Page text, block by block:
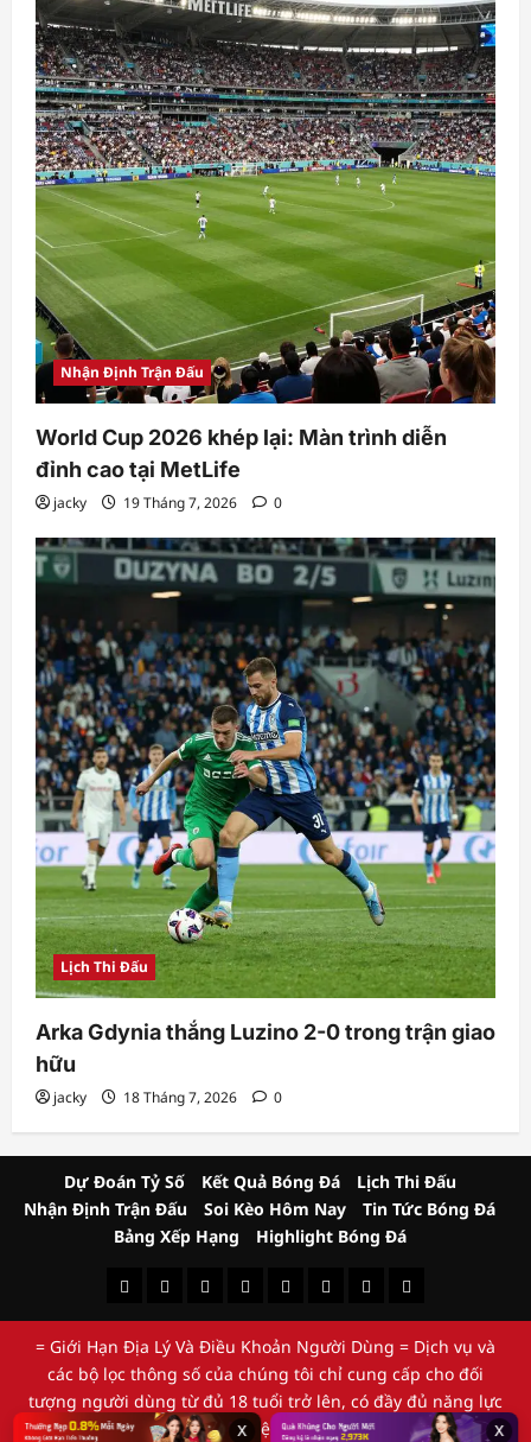
Nhận Định Trận Đấu
World Cup 2026 khép lại: Màn trình diễn
đỉnh cao tại MetLife
jacky 19 Tháng 7, 2026 0
Lịch Thi Đấu
Arka Gdynia thắng Luzino 2-0 trong trận giao
hữu
jacky 18 Tháng 7, 2026 0
Dự Đoán Tỷ Số Kết Quả Bóng Đá
Lịch Thi Đấu
Nhận Định Trận Đấu
Soi Kèo Hôm Nay
Tin Tức Bóng Đá
Bảng Xếp Hạng
Highlight Bóng Đá
Dự
Đoán
Tỷ
Kết
Quả
Bóng
Đá
Lịch
Thi
Đấu
Nhận
Định
Trận
Soi
Kèo
Hôm
Nay
Tin
Tức
Bóng
Bảng
Xếp
Hạng
Highlight
Bóng
Đá
= Giới Hạn Địa Lý Và Điều Khoản Người Dùng = Dịch vụ và
các bộ lọc thông số của chúng tôi chỉ cung cấp cho đối
tượng người dùng từ đủ 18 tuổi trở lên, có đầy đủ năng lực
hành vi dân sự pháp định. Hệ thống nghiêm cấm việc truy
x x